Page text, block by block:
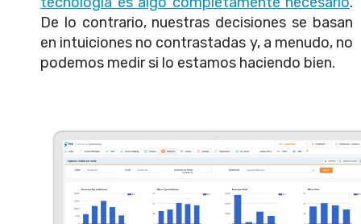
De lo contrario, nuestras decisiones se basan
en intuiciones no contrastadas y, a menudo, no
podemos medir si lo estamos haciendo bien.